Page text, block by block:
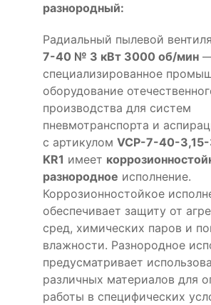
разнородный:
Радиальный пылевой
7-40 № 3 кВт 3000 об/мин
специализированное
оборудование
производства для систем
пневмотранспорта и
с артикулом VCP-7-40-
KR1 имеет
разнородное исполнение.
Коррозионностойкое
обеспечивает защиту от
сред, химических паров и
влажности. Разнородное
предусматривает
различных материалов для
работы в специфических